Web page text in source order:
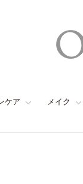
ケア メイク